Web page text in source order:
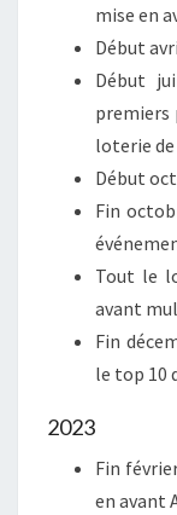
mise en
Début
Début
premiers
loterie de
Début
Fin
Tout le
avant
Fin
le top 10
2023
Fin
en avant